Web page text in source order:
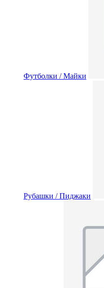
Футболки / Майки
Рубашки / Пиджаки